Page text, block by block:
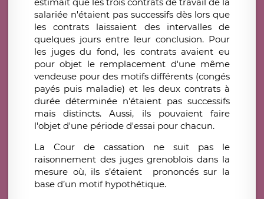
salariée n'étaient pas successifs dès lors que
les contrats laissaient des intervalles de
quelques jours entre leur conclusion. Pour
les juges du fond, les contrats avaient eu
pour objet le remplacement d'une même
vendeuse pour des motifs différents (congés
payés puis maladie) et les deux contrats à
durée déterminée n'étaient pas successifs
mais distincts. Aussi, ils pouvaient faire
l'objet d'une période d'essai pour chacun.
La Cour de cassation ne suit pas le
raisonnement des juges grenoblois dans la
mesure où, ils s’étaient prononcés sur la
base d’un motif hypothétique.